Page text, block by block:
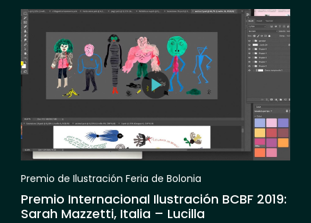
Premio de Ilustración Feria de Bolonia
Premio Internacional Ilustración BCBF 2019:
Sarah Mazzetti, Italia – Lucilla